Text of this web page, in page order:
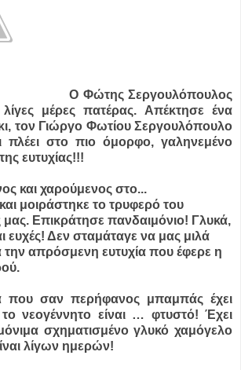
Ο Φώτης Σεργουλόπουλος
μέρες πατέρας. Απέκτησε ένα
τον Γιώργο Φωτίου Σεργουλόπουλο
πλέει στο πιο όμορφο, γαληνεμένο
ευτυχίας!!!
και χαρούμενος στο...
μοιράστηκε το τρυφερό του
μας. Επικράτησε πανδαιμόνιο! Γλυκά,
ευχές! Δεν σταμάταγε να μας μιλά
την απρόσμενη ευτυχία που έφερε η
που σαν περήφανος μπαμπάς έχει
νεογέννητο είναι … φτυστό! Έχει
σχηματισμένο γλυκό χαμόγελο
λίγων ημερών!